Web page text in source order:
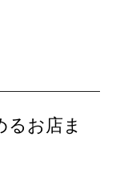
るお店ま